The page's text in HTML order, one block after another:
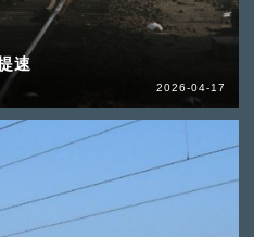
速
2026-04-17